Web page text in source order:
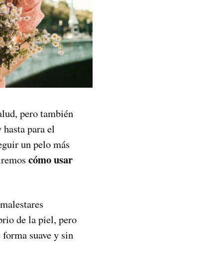
pero también
para el
un pelo más
cómo usar
de la piel, pero
suave y sin